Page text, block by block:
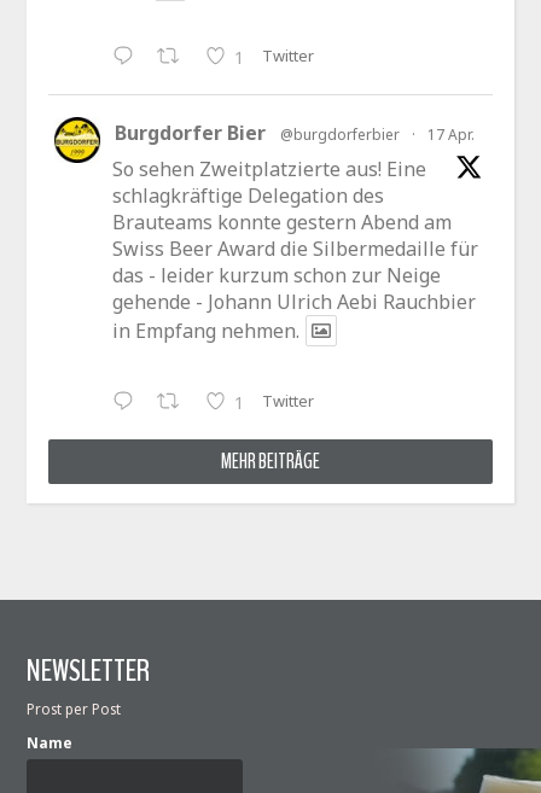
1 Twitter
Burgdorfer Bier @burgdorferbier · 17 Apr.
So sehen Zweitplatzierte aus! Eine
schlagkräftige Delegation des
Brauteams konnte gestern Abend am
Swiss Beer Award die Silbermedaille für
das - leider kurzum schon zur Neige
gehende - Johann Ulrich Aebi Rauchbier
in Empfang nehmen.
1 Twitter
MEHR BEITRÄGE
NEWSLETTER
Prost per Post
Name